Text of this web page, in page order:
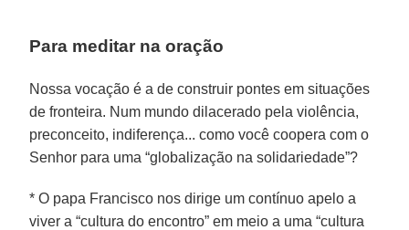
Para meditar na oração
Nossa vocação é a de construir pontes em situações
de fronteira. Num mundo dilacerado pela violência,
preconceito, indiferença... como você coopera com o
Senhor para uma “globalização na solidariedade”?
* O papa Francisco nos dirige um contínuo apelo a
viver a “cultura do encontro” em meio a uma “cultura